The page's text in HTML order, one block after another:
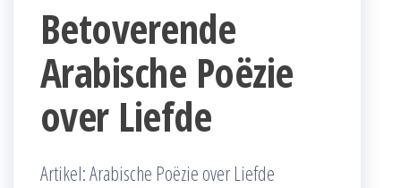
Betoverende
Arabische Poëzie
over Liefde
Artikel: Arabische Poëzie over Liefde